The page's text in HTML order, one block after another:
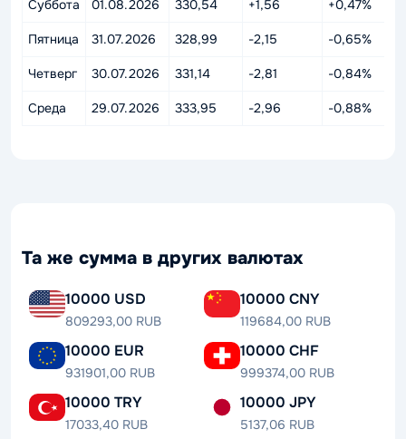
Суббота 01.08.2026 330,54 +1,56 +0,47%
Пятница 31.07.2026 328,99 -2,15 -0,65%
Четверг 30.07.2026 331,14 -2,81 -0,84%
Среда 29.07.2026 333,95 -2,96 -0,88%
Та же сумма в других валютах
10000 USD
809293,00 RUB
10000 CNY
119684,00 RUB
10000 EUR
931901,00 RUB
10000 CHF
999374,00 RUB
10000 TRY
17033,40 RUB
10000 JPY
5137,06 RUB